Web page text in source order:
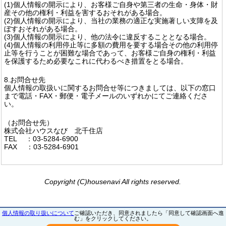
(1)個人情報の開示により、お客様ご自身や第三者の生命・身体・財
産その他の権利・利益を害するおそれがある場合。
(2)個人情報の開示により、当社の業務の適正な実施著しい支障を及
ぼすおそれがある場合。
(3)個人情報の開示により、他の法令に違反することとなる場合。
(4)個人情報の利用停止等に多額の費用を要する場合その他の利用停
止等を行うことが困難な場合であって、お客様ご自身の権利・利益
を保護するため必要なこれに代わるべき措置をとる場合。
8.お問合せ先
個人情報の取扱いに関するお問合せ等につきましては、以下の窓口
まで電話・FAX・郵便・電子メールのいずれかにてご連絡くださ
い。
（お問合せ先）
株式会社ハウスなび 北千住店
TEL ：03-5284-6900
FAX ：03-5284-6901
Copyright (C)housenavi All rights reserved.
個人情報の取り扱いについて ご確認いただき、同意されましたら「同意して確認画面へ進
む」をクリックしてください。